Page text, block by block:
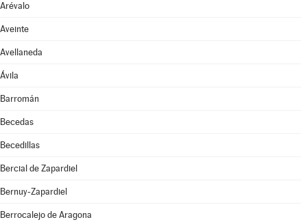
Arévalo
Aveinte
Avellaneda
Ávila
Barromán
Becedas
Becedillas
Bercial de Zapardiel
Bernuy-Zapardiel
Berrocalejo de Aragona